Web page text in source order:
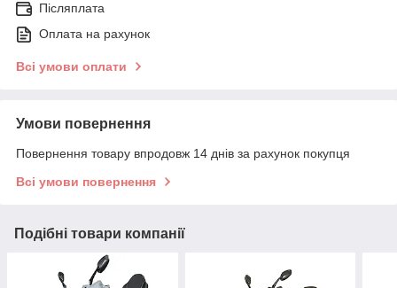
Післяплата
Оплата на рахунок
Всі умови оплати
Умови повернення
Повернення товару впродовж 14 днів за рахунок покупця
Всі умови повернення
Подібні товари компанії